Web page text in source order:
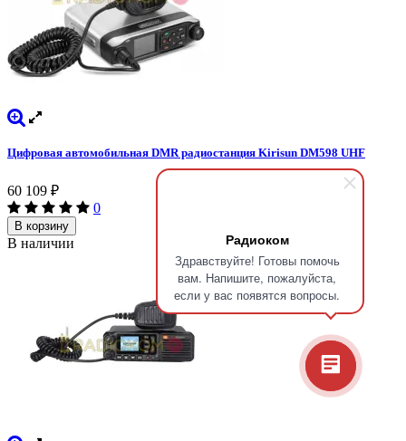
Радиоком
Здравствуйте! Готовы помочь
вам. Напишите, пожалуйста,
если у вас появятся вопросы.
Цифровая автомобильная DMR радиостанция Kirisun DM598 UHF
60 109 ₽
0
В корзину
В наличии